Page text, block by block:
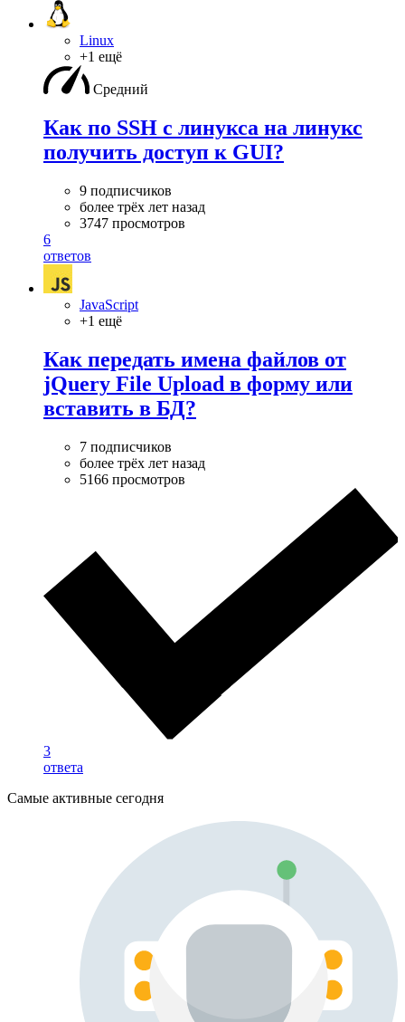
Linux
+1 ещё
Средний
Как по SSH с линукса на линукс
получить доступ к GUI?
9 подписчиков
более трёх лет назад
3747 просмотров
6
ответов
JavaScript
+1 ещё
Как передать имена файлов от
jQuery File Upload в форму или
вставить в БД?
7 подписчиков
более трёх лет назад
5166 просмотров
3
ответа
Самые активные сегодня